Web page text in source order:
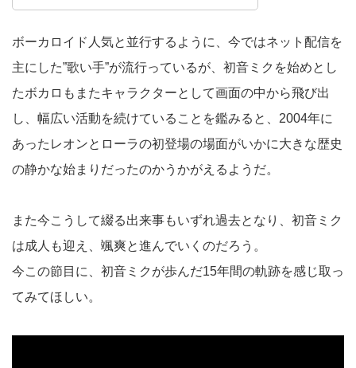
ボーカロイド人気と並行するように、今ではネット配信を
主にした”歌い手”が流行っているが、初音ミクを始めとし
たボカロもまたキャラクターとして画面の中から飛び出
し、幅広い活動を続けていることを鑑みると、2004年に
あったレオンとローラの初登場の場面がいかに大きな歴史
の静かな始まりだったのかうかがえるようだ。
また今こうして綴る出来事もいずれ過去となり、初音ミク
は成人も迎え、颯爽と進んでいくのだろう。
今この節目に、初音ミクが歩んだ15年間の軌跡を感じ取っ
てみてほしい。